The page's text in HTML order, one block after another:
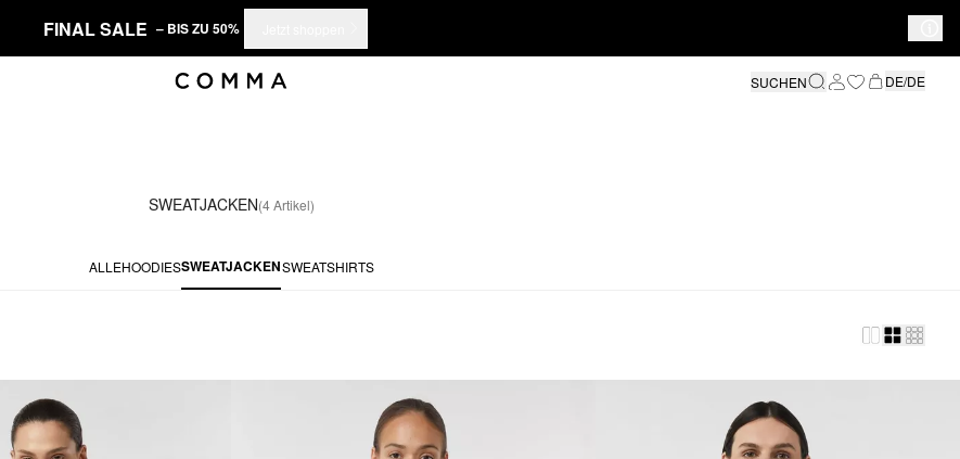
FINAL SALE – BIS ZU 50%
SUCHEN DE/DE
SWEATJACKEN(4 Artikel)
ALLEHOODIESSWEATJACKENSWEATSHIRTS